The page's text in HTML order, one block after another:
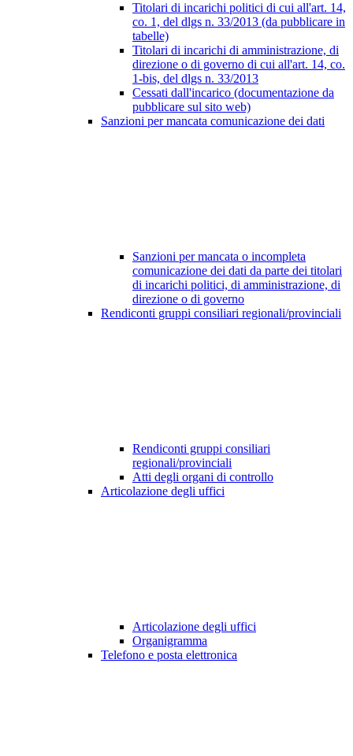
Titolari di incarichi politici di cui all'art. 14,
co. 1, del dlgs n. 33/2013 (da pubblicare in
tabelle)
Titolari di incarichi di amministrazione, di
direzione o di governo di cui all'art. 14, co.
1-bis, del dlgs n. 33/2013
Cessati dall'incarico (documentazione da
pubblicare sul sito web)
Sanzioni per mancata comunicazione dei dati
Sanzioni per mancata o incompleta
comunicazione dei dati da parte dei titolari
di incarichi politici, di amministrazione, di
direzione o di governo
Rendiconti gruppi consiliari regionali/provinciali
Rendiconti gruppi consiliari
regionali/provinciali
Atti degli organi di controllo
Articolazione degli uffici
Articolazione degli uffici
Organigramma
Telefono e posta elettronica